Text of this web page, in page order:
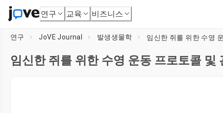
연구 교육 비즈니스
연구 JoVE Journal 발생생물학 임신한 쥐를 위한 수영
임신한 쥐를 위한 수영 운동 프로토콜 및